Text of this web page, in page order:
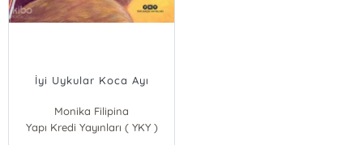
İyi Uykular Koca Ayı
Monika Filipina
Yapı Kredi Yayınları ( YKY )